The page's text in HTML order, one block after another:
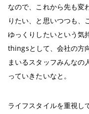
なので、これから先も変
りたい、と思いつつも、
ゆっくりしたいという
thingsとして、会社の方
まいるスタッフみんなの
っていきたいなと。
ライフスタイルを重視し